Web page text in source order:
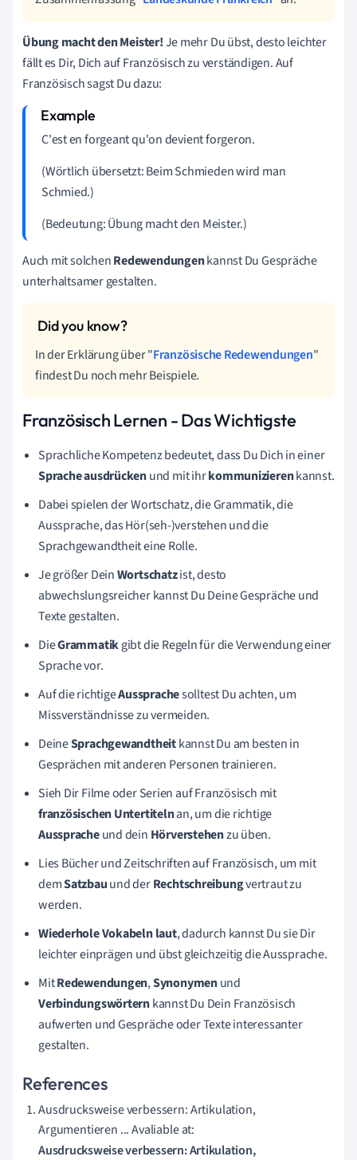
Übung macht den Meister!Je mehr Du übst, desto leichter
fällt es Dir, Dich auf Französisch zu verständigen.Auf
Französisch sagst Du dazu:
C'est en forgeant qu'on devient forgeron.
(Wörtlich übersetzt: Beim Schmieden wird man
Schmied.)
(Bedeutung: Übung macht den Meister.)
Auch mit solchenRedewendungenkannst Du Gespräche
unterhaltsamer gestalten.
In der Erklärung über "Französische Redewendungen"
findest Du noch mehr Beispiele.
Französisch Lernen - Das Wichtigste
Sprachliche Kompetenz bedeutet, dass Du Dich in einer
Sprache ausdrückenund mit ihrkommunizierenkannst.
Dabei spielen der Wortschatz, die Grammatik, die
Aussprache, das Hör(seh-)verstehen und die
Sprachgewandtheit eine Rolle.
Je größer DeinWortschatzist, desto
abwechslungsreicher kannst Du Deine Gespräche und
Texte gestalten.
DieGrammatikgibt die Regeln für die Verwendung einer
Sprache vor.
Auf die richtigeAussprachesolltest Du achten, um
Missverständnisse zu vermeiden.
DeineSprachgewandtheitkannst Du am besten in
Gesprächen mit anderen Personen trainieren.
Sieh Dir Filme oder Serien auf Französisch mit
französischen Untertitelnan, um die richtige
Ausspracheund dein Hörverstehenzu üben.
Lies Bücher und Zeitschriften auf Französisch, um mit
demSatzbauund derRechtschreibungvertraut zu
werden.
Wiederhole Vokabeln laut, dadurch kannst Du sie Dir
leichter einprägen und übst gleichzeitig die Aussprache.
MitRedewendungen,Synonymenund
Verbindungswörternkannst Du Dein Französisch
aufwerten und Gespräche oder Texte interessanter
gestalten.
References
Ausdrucksweise verbessern: Artikulation,
Argumentieren ... Avaliable at:
Ausdrucksweise verbessern: Artikulation,